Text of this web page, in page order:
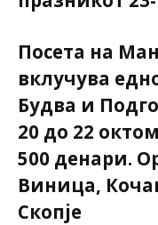
Посета на
вклучува
Будва и
20 до 22
500 денари.
Виница,
Скопје